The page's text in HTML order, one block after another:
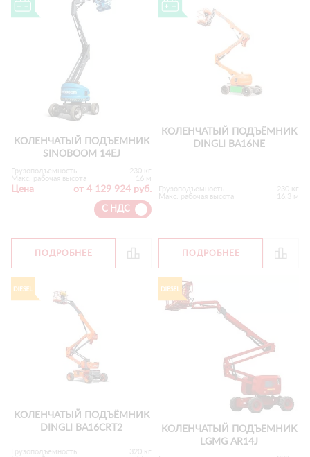
КОЛЕНЧАТЫЙ ПОДЪЕМНИК
SINOBOOM 14EJ
Грузоподъемность
230 кг
Макс. рабочая высота
16 м
Цена от 4 129 924 руб.
С НДС
ПОДРОБНЕЕ
КОЛЕНЧАТЫЙ ПОДЪЁМНИК
DINGLI BA16NE
Грузоподъемность
230 кг
Макс. рабочая высота
16,3 м
ПОДРОБНЕЕ
КОЛЕНЧАТЫЙ ПОДЪЁМНИК
DINGLI BA16CRT2
Грузоподъемность
320 кг
КОЛЕНЧАТЫЙ ПОДЪЕМНИК
LGMG AR14J